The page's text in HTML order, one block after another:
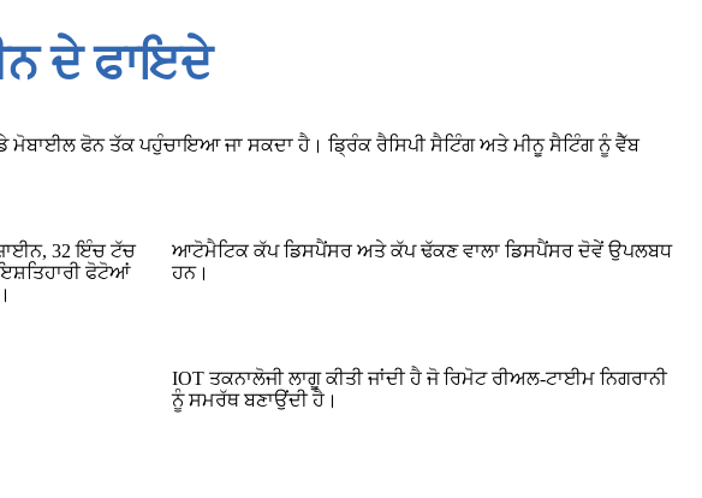
ਦੇ ਫਾਇਦੇ
ਮੋਬਾਈਲ ਫੋਨ ਤੱਕ ਪਹੁੰਚਾਇਆ ਜਾ ਸਕਦਾ ਹੈ। ਡ੍ਰਿੰਕ ਰੈਸਿਪੀ ਸੈਟਿੰਗ ਅਤੇ ਮੀਨੂ ਸੈਟਿੰਗ ਨੂੰ ਵੈੱਬ
32 ਇੰਚ ਟੱਚ
ਫੋਟੋਆਂ
ਆਟੋਮੈਟਿਕ ਕੱਪ ਡਿਸਪੈਂਸਰ ਅਤੇ ਕੱਪ ਢੱਕਣ ਵਾਲਾ ਡਿਸਪੈਂਸਰ ਦੋਵੇਂ ਉਪਲਬਧ
ਹਨ।
IOT ਤਕਨਾਲੋਜੀ ਲਾਗੂ ਕੀਤੀ ਜਾਂਦੀ ਹੈ ਜੋ ਰਿਮੋਟ ਰੀਅਲ-ਟਾਈਮ ਨਿਗਰਾਨੀ
ਨੂੰ ਸਮਰੱਥ ਬਣਾਉਂਦੀ ਹੈ।